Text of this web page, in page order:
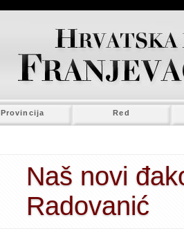
Provincija Red
Naš novi
Radovanić